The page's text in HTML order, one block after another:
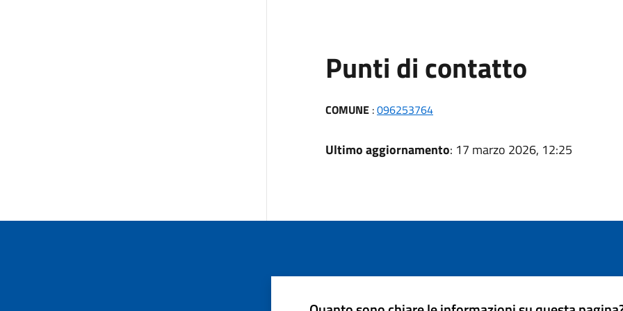
Punti di contatto
COMUNE:096253764
Ultimo aggiornamento: 17 marzo 2026, 12:25